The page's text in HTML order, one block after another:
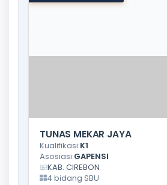
TUNAS MEKAR JAYA
Kualifikasi:K1
Asosiasi:GAPENSI
KAB. CIREBON
4 bidang SBU